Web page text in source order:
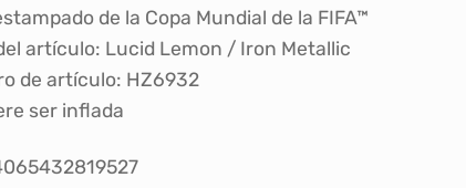
de la Copa Mundial de la FIFA™
artículo: Lucid Lemon / Iron Metallic
de artículo: HZ6932
ser inflada